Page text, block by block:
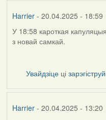
Harrier- 20.04.2025 - 18:59
У 18:58 кароткая
з новай самкай.
Увайдзіце ці
Harrier- 20.04.2025 - 13:20